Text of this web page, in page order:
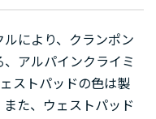
により、クランポン
アルパインクライミ
ストパッドの色は製
た、ウェストパッド